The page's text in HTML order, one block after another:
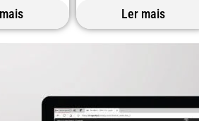
Ler mais